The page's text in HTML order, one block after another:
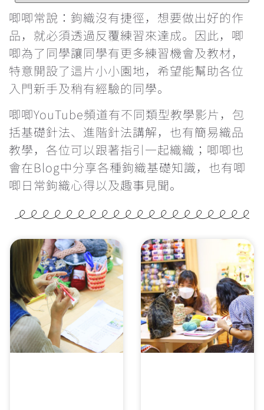
鉤針要怎麼選？不同材質有甚麼分別？
每次繞線過圈時都卡關，怎麼辦？
鉤織玩偶一定要學會隱形減針的做法
為甚麼鉤織會引致手痛？手痛該怎麼辦？
雙色鎖針的做法
重新入針時的方向
橢圓形開針教學 5:52
唧唧常說：鉤織沒有捷徑，想要做出好的作
品，就必須透過反覆練習來達成。因此，唧
唧為了同學讓同學有更多練習機會及教材，
特意開設了這片小小園地，希望能幫助各位
入門新手及稍有經驗的同學。
唧唧YouTube頻道有不同類型教學影片，包
括基礎針法、進階針法講解，也有簡易織品
教學，各位可以跟著指引一起織織；唧唧也
會在Blog中分享各種鉤織基礎知識，也有唧
唧日常鉤織心得以及趣事見聞。